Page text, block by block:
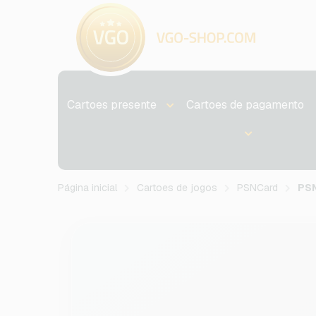
Cartoes presente Cartoes de pagamento
Página inicial Cartoes de jogos PSNCard